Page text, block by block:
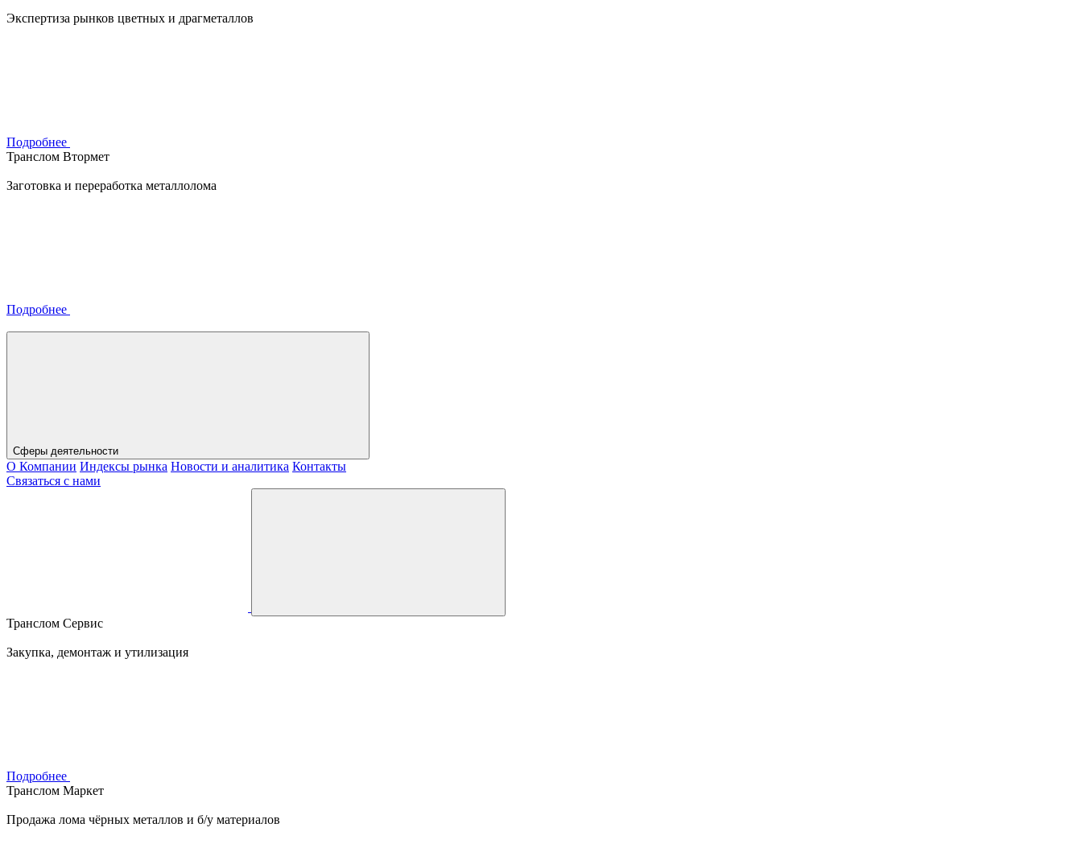
Экспертиза рынков цветных и драгметаллов
Подробнее
Транслом Втормет
Заготовка и переработка металлолома
Подробнее
Сферы деятельности
О Компании Индексы рынка Новости и аналитика Контакты
Связаться с нами
Транслом Сервис
Закупка, демонтаж и утилизация
Подробнее
Транслом Маркет
Продажа лома чёрных металлов и б/у материалов